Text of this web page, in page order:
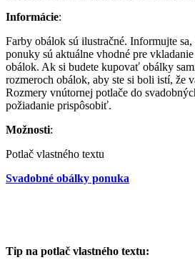
Informácie:
Farby obálok sú ilustračné. Informujte
ponuky sú aktuálne vhodné pre
obálok. Ak si budete kupovať obálky
rozmeroch obálok, aby ste si boli istí, že
Rozmery vnútornej potlače do
požiadanie prispôsobiť.
Možnosti:
Potlač vlastného textu
Svadobné obálky ponuka
Tip na potlač vlastného textu: